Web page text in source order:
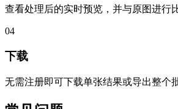
查看处理后的实时预览，并与原图进行
04
下载
无需注册即可下载单张结果或导出整个